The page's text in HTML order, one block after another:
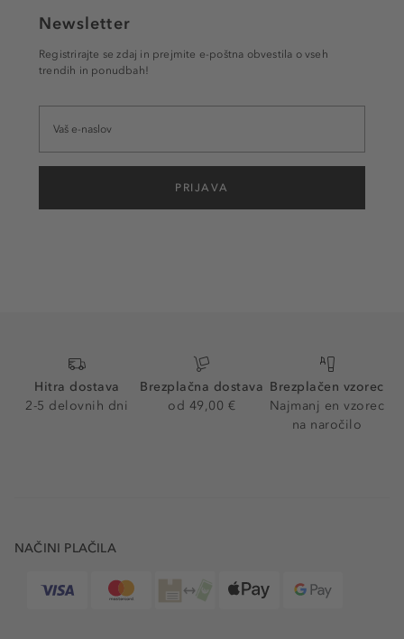
Newsletter
Registrirajte se zdaj in prejmite e-poštna obvestila o vseh
trendih in ponudbah!
PRIJAVA
Hitra dostava
2-5 delovnih dni
Brezplačna dostava
od 49,00 €
Brezplačen vzorec
Najmanj en vzorec
na naročilo
NAČINI PLAČILA